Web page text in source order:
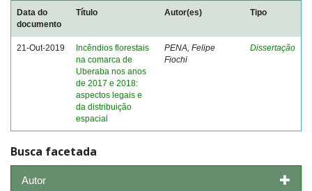
Data do
documento
Título Autor(es) Tipo
21-Out-2019
Incêndios florestais
na comarca de
Uberaba nos anos
de 2017 e 2018:
aspectos legais e
da distribuição
espacial
PENA, Felipe
Fiochi
Dissertação
Busca facetada
Autor